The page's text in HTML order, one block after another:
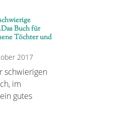
Buch für
Töchter und
2017
schwierigen
im
gutes